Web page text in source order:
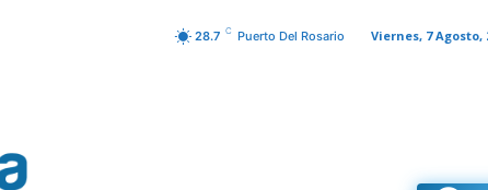
28.7 C Puerto Del Rosario Viernes, 7 Agosto,